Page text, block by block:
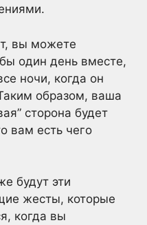
вы можете
один день вместе,
ночи, когда он
образом, ваша
сторона будет
вам есть чего
будут эти
жесты, которые
когда вы